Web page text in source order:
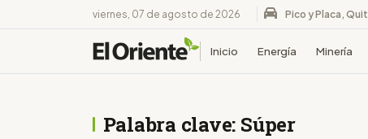
viernes, 07 de agosto de 2026 Pico y Placa,
Inicio Energía Minería
Palabra clave: Súper